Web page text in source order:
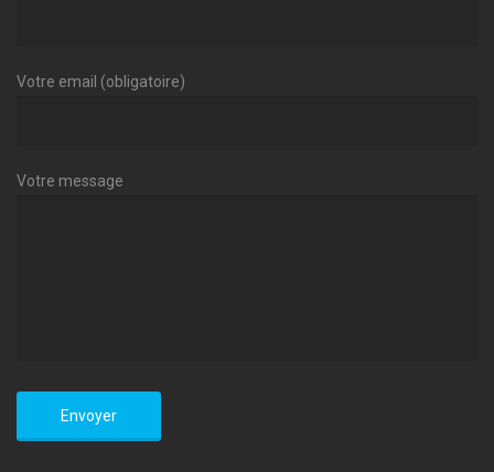
Votre email (obligatoire)
Votre message